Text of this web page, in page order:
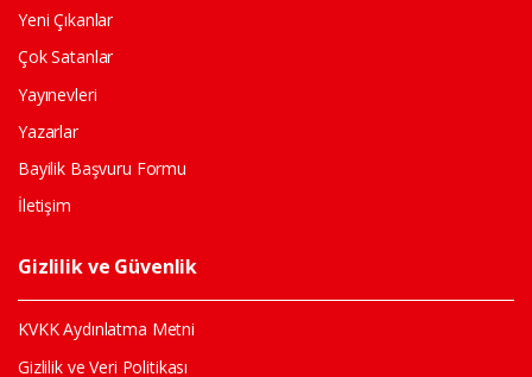
Yeni Çıkanlar
Çok Satanlar
Yayınevleri
Yazarlar
Bayilik Başvuru Formu
İletişim
Gizlilik ve Güvenlik
KVKK Aydınlatma Metni
Gizlilik ve Veri Politikası